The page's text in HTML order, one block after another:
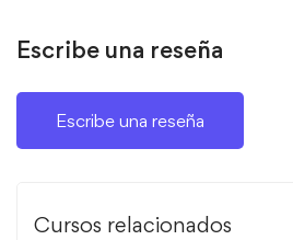
Escribe una reseña
Escribe una reseña
Cursos relacionados